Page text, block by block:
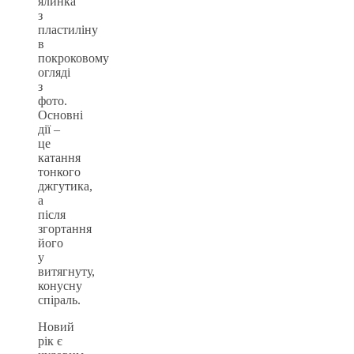
з
пластиліну
в
покроковому
огляді
з
фото.
Основні
дії –
це
катання
тонкого
джгутика,
а
після
згортання
його
у
витягнуту,
конусну
спіраль.
Новий
рік є